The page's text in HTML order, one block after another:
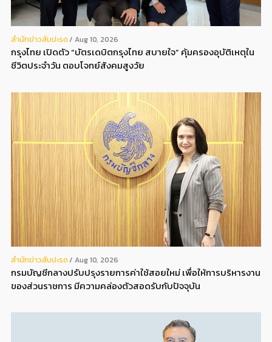
สํานักข่าวสับปะรด Aug 10, 2026
กรุงไทย เปิดตัว “บัตรเดบิตกรุงไทย สบายใจ” คุ้มครองอุบัติเหตุใน
ชีวิตประจำวัน ตอบโจทย์สังคมสูงวัย
สํานักข่าวสับปะรด Aug 10, 2026
กรมบัญชีกลางปรับปรุงรายการค่าใช้สอยใหม่ เพื่อให้การบริหารงาน
ของส่วนราชการ มีความคล่องตัวสอดรับกับปัจจุบัน